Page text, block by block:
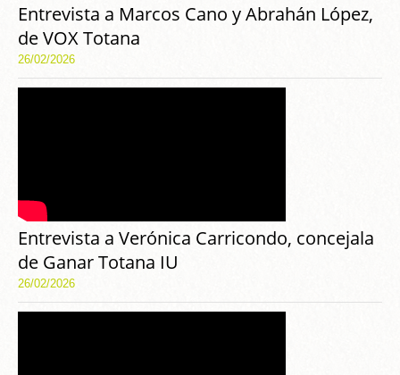
Entrevista a Marcos Cano y Abrahán López,
de VOX Totana
26/02/2026
Entrevista a Verónica Carricondo, concejala
de Ganar Totana IU
26/02/2026